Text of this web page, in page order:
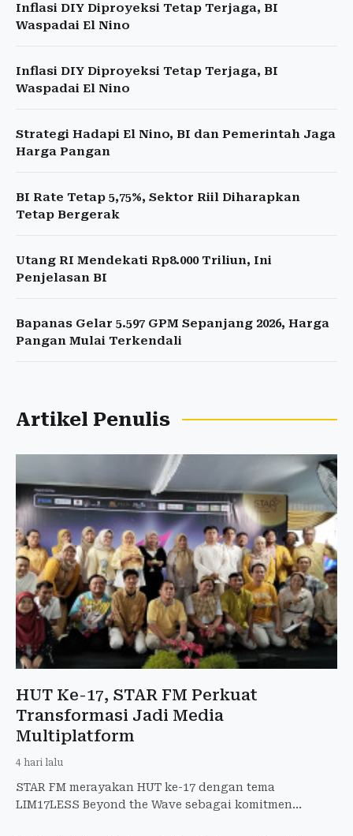
Inflasi DIY Diproyeksi Tetap Terjaga, BI
Waspadai El Nino
Inflasi DIY Diproyeksi Tetap Terjaga, BI
Waspadai El Nino
Strategi Hadapi El Nino, BI dan Pemerintah Jaga
Harga Pangan
BI Rate Tetap 5,75%, Sektor Riil Diharapkan
Tetap Bergerak
Utang RI Mendekati Rp8.000 Triliun, Ini
Penjelasan BI
Bapanas Gelar 5.597 GPM Sepanjang 2026, Harga
Pangan Mulai Terkendali
Artikel Penulis
HUT Ke-17, STAR FM Perkuat
Transformasi Jadi Media
Multiplatform
4 hari lalu
STAR FM merayakan HUT ke-17 dengan tema
LIM17LESS Beyond the Wave sebagai komitmen